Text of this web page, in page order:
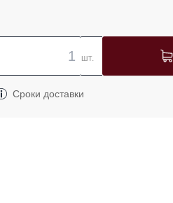
шт.
Сроки доставки